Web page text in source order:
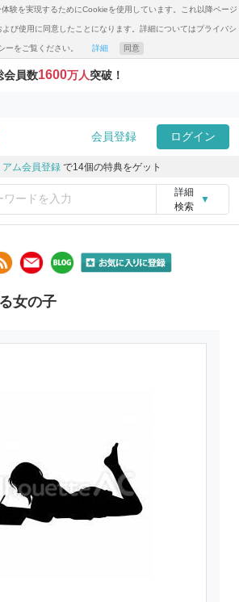
験を実現するためにCookieを使用しています。これ以降ページ
び使用に同意したことになります。詳細についてはプライバシ
ーをご覧ください。 詳細 同意
会員数1600万人突破！
会員登録 ログイン
アム会員登録 で14個の特典をゲット
詳細
検索
▼
女の子